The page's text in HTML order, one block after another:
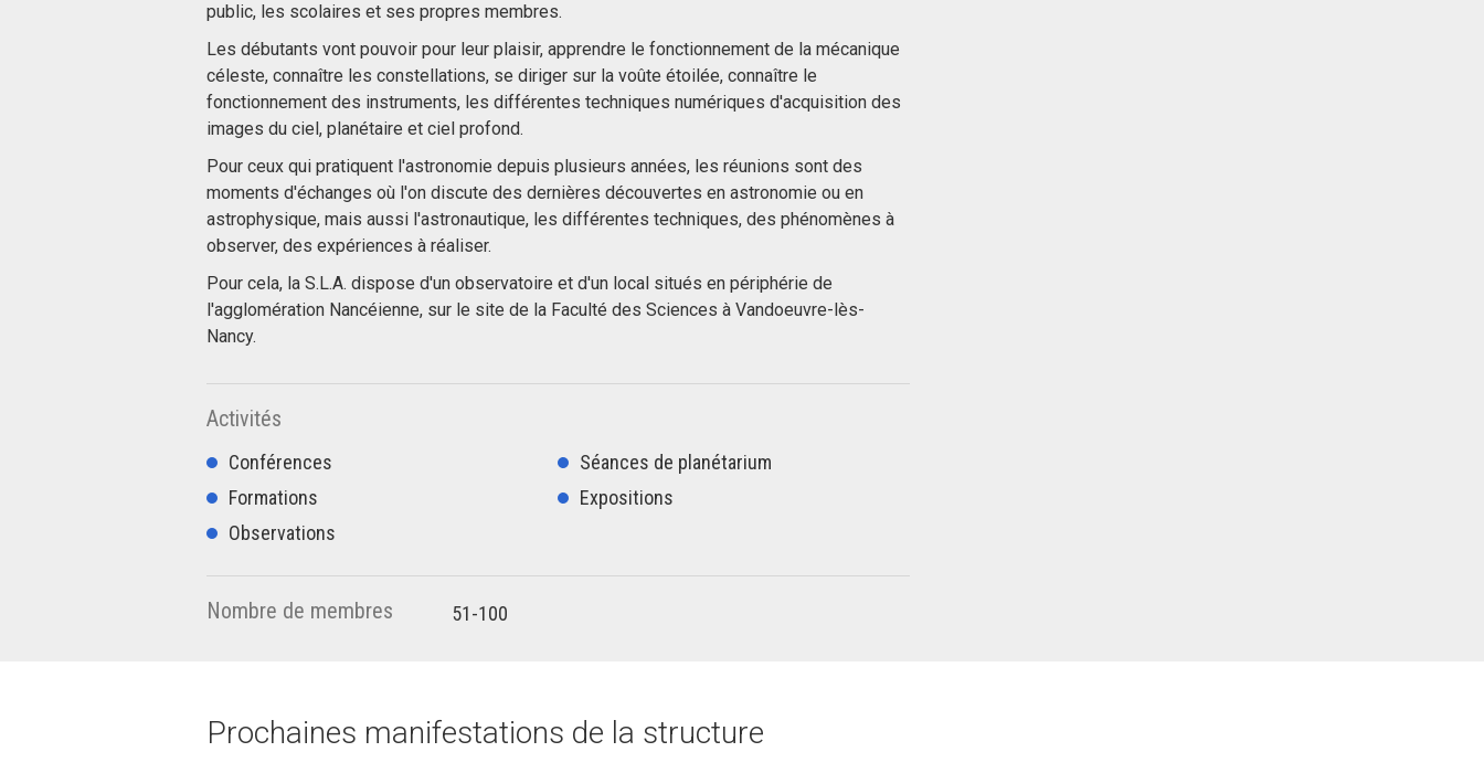
public, les scolaires et ses propres membres.
Les débutants vont pouvoir pour leur plaisir, apprendre le fonctionnement de la mécanique
céleste, connaître les constellations, se diriger sur la voûte étoilée, connaître le
fonctionnement des instruments, les différentes techniques numériques d'acquisition des
images du ciel, planétaire et ciel profond.
Pour ceux qui pratiquent l'astronomie depuis plusieurs années, les réunions sont des
moments d'échanges où l'on discute des dernières découvertes en astronomie ou en
astrophysique, mais aussi l'astronautique, les différentes techniques, des phénomènes à
observer, des expériences à réaliser.
Pour cela, la S.L.A. dispose d'un observatoire et d'un local situés en périphérie de
l'agglomération Nancéienne, sur le site de la Faculté des Sciences à Vandoeuvre-lès-
Nancy.
Activités
Conférences
Séances de planétarium
Formations
Expositions
Observations
Nombre de membres 51-100
Prochaines manifestations de la structure